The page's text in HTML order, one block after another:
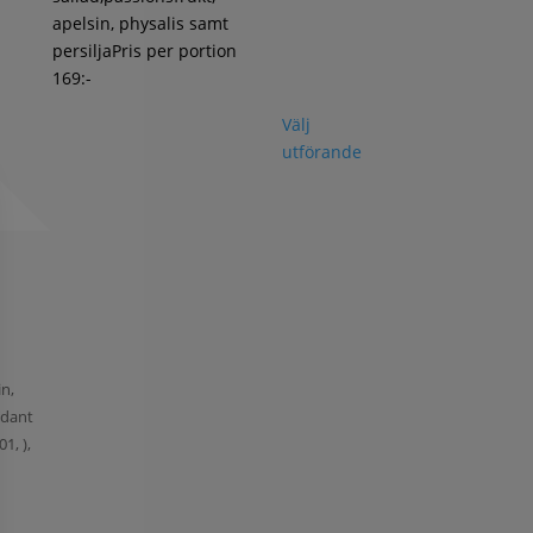
),
apelsin, physalis samt
persiljaPris per portion
169:-
Välj
utförande